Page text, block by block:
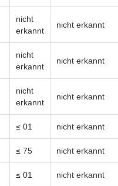
nicht
erkannt
nicht erkannt
nicht
erkannt
nicht erkannt
nicht
erkannt
nicht erkannt
≤ 01 nicht erkannt
≤ 75 nicht erkannt
≤ 01 nicht erkannt